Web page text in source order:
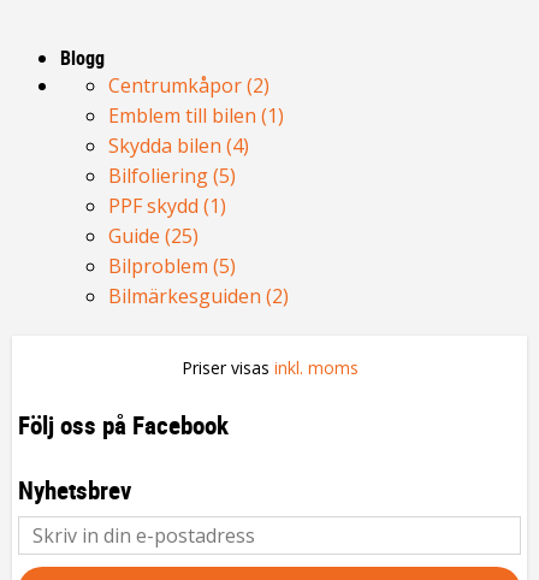
Blogg
Centrumkåpor (2)
Emblem till bilen (1)
Skydda bilen (4)
Bilfoliering (5)
PPF skydd (1)
Guide (25)
Bilproblem (5)
Bilmärkesguiden (2)
Priser visas inkl. moms
Följ oss på Facebook
Nyhetsbrev